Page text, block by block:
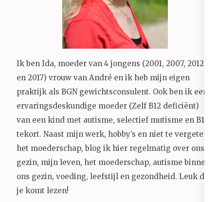
Ik ben Ida, moeder van 4 jongens (2001, 2007, 2012
en 2017) vrouw van André en ik heb mijn eigen
praktijk als BGN gewichtsconsulent. Ook ben ik een
ervaringsdeskundige moeder (Zelf B12 deficiënt)
van een kind met autisme, selectief mutisme en B12
tekort. Naast mijn werk, hobby’s en niet te vergeten
het moederschap, blog ik hier regelmatig over ons
gezin, mijn leven, het moederschap, autisme binnen
ons gezin, voeding, leefstijl en gezondheid. Leuk dat
je komt lezen!